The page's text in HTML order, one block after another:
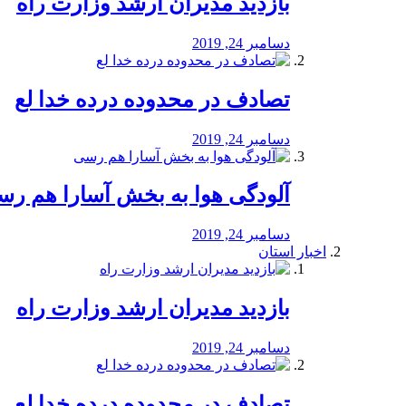
دسامبر 24, 2019
تصادف در محدوده درده خدا لع
دسامبر 24, 2019
آلودگی هوا به بخش آسارا هم
دسامبر 24, 2019
اخبار استان
بازدید مدیران ارشد وزارت راه
دسامبر 24, 2019